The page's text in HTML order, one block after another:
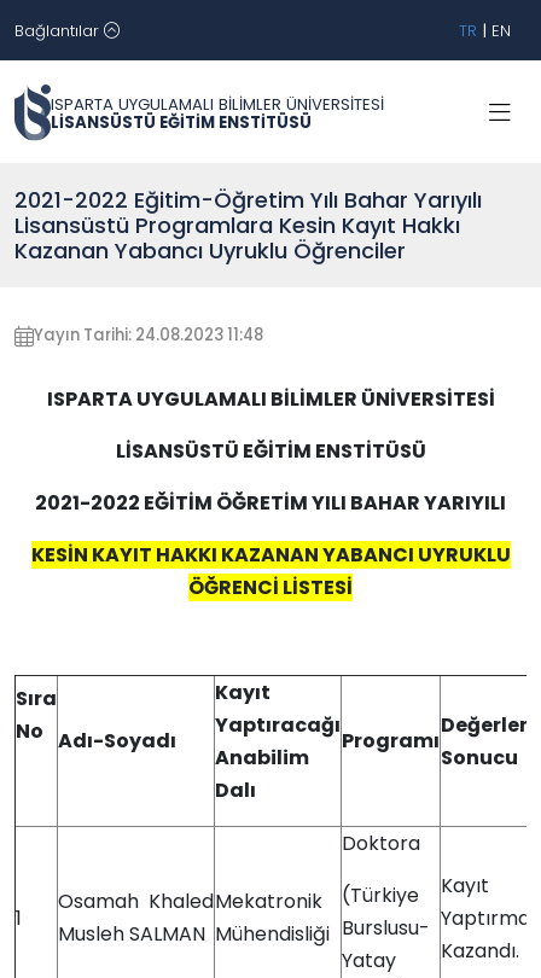
Bağlantılar TR | EN
ISPARTA UYGULAMALI BİLİMLER ÜNİVERSİTESİ
LİSANSÜSTÜ EĞİTİM ENSTİTÜSÜ
2021-2022 Eğitim-Öğretim Yılı Bahar Yarıyılı
Lisansüstü Programlara Kesin Kayıt Hakkı
Kazanan Yabancı Uyruklu Öğrenciler
Yayın Tarihi: 24.08.2023 11:48
ISPARTA UYGULAMALI BİLİMLER ÜNİVERSİTESİ
LİSANSÜSTÜ EĞİTİM ENSTİTÜSÜ
2021-2022 EĞİTİM ÖĞRETİM YILI BAHAR YARIYILI
KESİN KAYIT HAKKI KAZANAN YABANCI UYRUKLU
ÖĞRENCİ LİSTESİ
Sıra
No Adı-Soyadı
Kayıt
Yaptıracağı
Anabilim
Dalı
Programı
Sonucu
1
Osamah Khaled
Musleh SALMAN
Mekatronik
Mühendisliği
Doktora
(Türkiye
Burslusu-
Yatay
Kayıt
Kazandı.